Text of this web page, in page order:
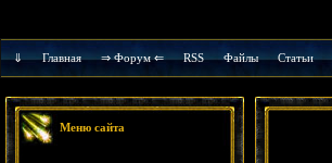
⇓ Главная ⇒ Форум ⇐ RSS Файлы Cтатьи
Меню сайта